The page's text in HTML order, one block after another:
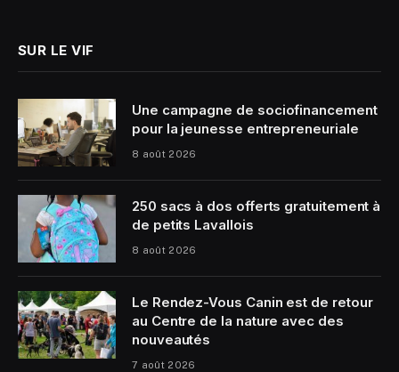
SUR LE VIF
Une campagne de sociofinancement
pour la jeunesse entrepreneuriale
8 août 2026
250 sacs à dos offerts gratuitement à
de petits Lavallois
8 août 2026
Le Rendez-Vous Canin est de retour
au Centre de la nature avec des
nouveautés
7 août 2026